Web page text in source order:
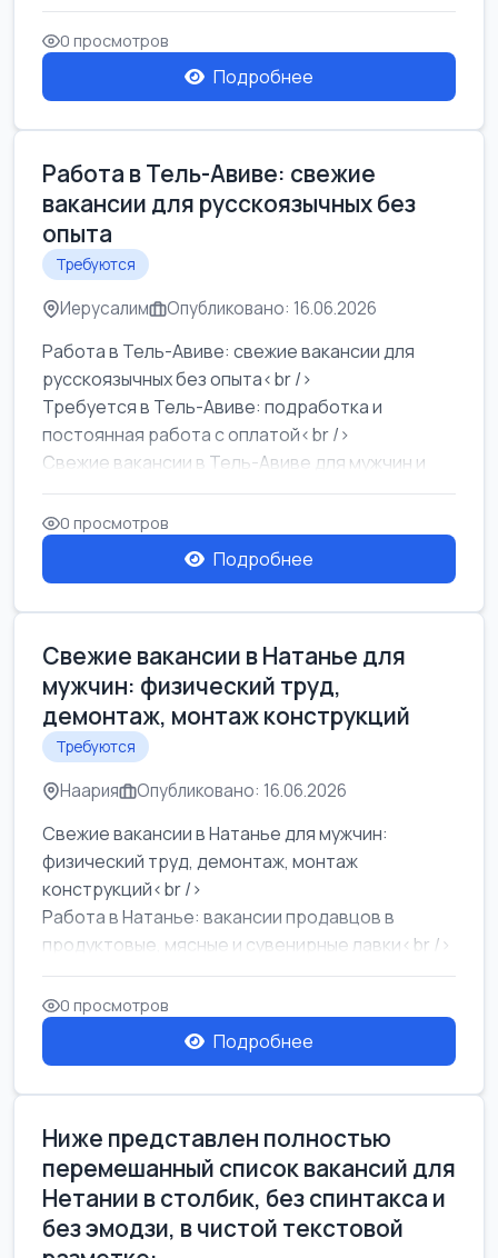
0 просмотров
Подробнее
Работа в Тель-Авиве: свежие
вакансии для русскоязычных без
опыта
Требуются
Иерусалим Опубликовано: 16.06.2026
Работа в Тель-Авиве: свежие вакансии для
русскоязычных без опыта<br />
Требуется в Тель-Авиве: подработка и
постоянная работа с оплатой<br />
Свежие вакансии в Тель-Авиве для мужчин и
женщин от хозя...
0 просмотров
Подробнее
Свежие вакансии в Натанье для
мужчин: физический труд,
демонтаж, монтаж конструкций
Требуются
Наария Опубликовано: 16.06.2026
Свежие вакансии в Натанье для мужчин:
физический труд, демонтаж, монтаж
конструкций<br />
Работа в Натанье: вакансии продавцов в
продуктовые, мясные и сувенирные лавки<br />
Разнорабочий на сборку м...
0 просмотров
Подробнее
Ниже представлен полностью
перемешанный список вакансий для
Нетании в столбик, без спинтакса и
без эмодзи, в чистой текстовой